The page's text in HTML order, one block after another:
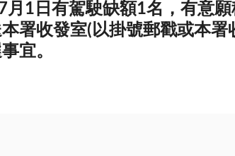
月1日有駕駛缺額1名，有意
署收發室(以掛號郵戳或本
宜。